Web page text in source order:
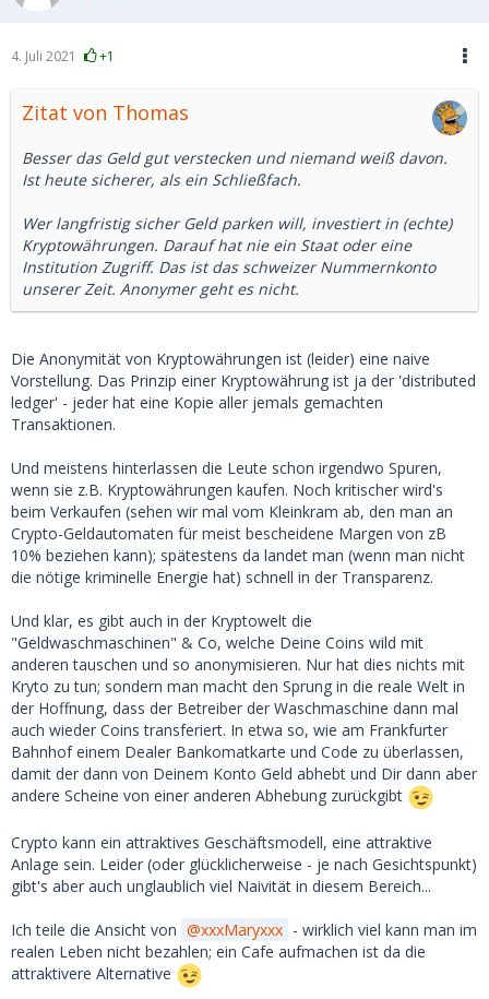
4. Juli 2021 +1
Zitat von Thomas
Besser das Geld gut verstecken und niemand weiß davon.
Ist heute sicherer, als ein Schließfach.
Wer langfristig sicher Geld parken will, investiert in (echte)
Kryptowährungen. Darauf hat nie ein Staat oder eine
Institution Zugriff. Das ist das schweizer Nummernkonto
unserer Zeit. Anonymer geht es nicht.
Die Anonymität von Kryptowährungen ist (leider) eine naive
Vorstellung. Das Prinzip einer Kryptowährung ist ja der 'distributed
ledger' - jeder hat eine Kopie aller jemals gemachten
Transaktionen.
Und meistens hinterlassen die Leute schon irgendwo Spuren,
wenn sie z.B. Kryptowährungen kaufen. Noch kritischer wird's
beim Verkaufen (sehen wir mal vom Kleinkram ab, den man an
Crypto-Geldautomaten für meist bescheidene Margen von zB
10% beziehen kann); spätestens da landet man (wenn man nicht
die nötige kriminelle Energie hat) schnell in der Transparenz.
Und klar, es gibt auch in der Kryptowelt die
"Geldwaschmaschinen" & Co, welche Deine Coins wild mit
anderen tauschen und so anonymisieren. Nur hat dies nichts mit
Kryto zu tun; sondern man macht den Sprung in die reale Welt in
der Hoffnung, dass der Betreiber der Waschmaschine dann mal
auch wieder Coins transferiert. In etwa so, wie am Frankfurter
Bahnhof einem Dealer Bankomatkarte und Code zu überlassen,
damit der dann von Deinem Konto Geld abhebt und Dir dann aber
andere Scheine von einer anderen Abhebung zurückgibt
Crypto kann ein attraktives Geschäftsmodell, eine attraktive
Anlage sein. Leider (oder glücklicherweise - je nach Gesichtspunkt)
gibt's aber auch unglaublich viel Naivität in diesem Bereich...
Ich teile die Ansicht von xxxMaryxxx - wirklich viel kann man im
realen Leben nicht bezahlen; ein Cafe aufmachen ist da die
attraktivere Alternative